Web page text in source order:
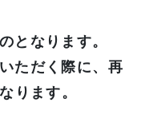
となります。
ただく際に、再
ります。